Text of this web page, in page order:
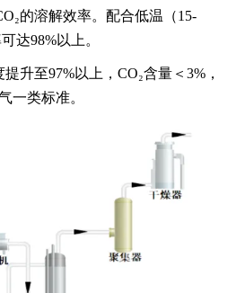
的溶解效率。配合低温（15-
达98%以上。
提升至97%以上，CO₂含量＜3%，
一类标准。